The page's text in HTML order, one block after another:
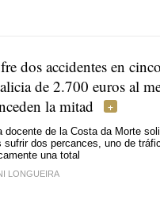
dos accidentes en
de 2.700 euros al
la mitad
docente de la Costa da Morte
sufrir dos percances, uno de
una total
LONGUEIRA